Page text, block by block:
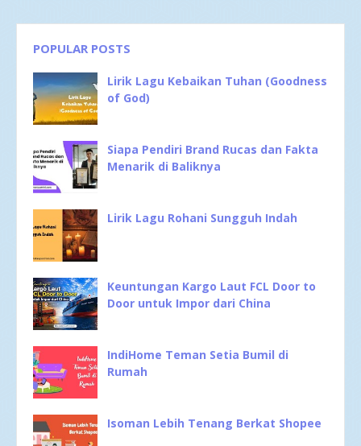
POPULAR POSTS
Lirik Lagu Kebaikan Tuhan (Goodness
of God)
Siapa Pendiri Brand Rucas dan Fakta
Menarik di Baliknya
Lirik Lagu Rohani Sungguh Indah
Keuntungan Kargo Laut FCL Door to
Door untuk Impor dari China
IndiHome Teman Setia Bumil di
Rumah
Isoman Lebih Tenang Berkat Shopee